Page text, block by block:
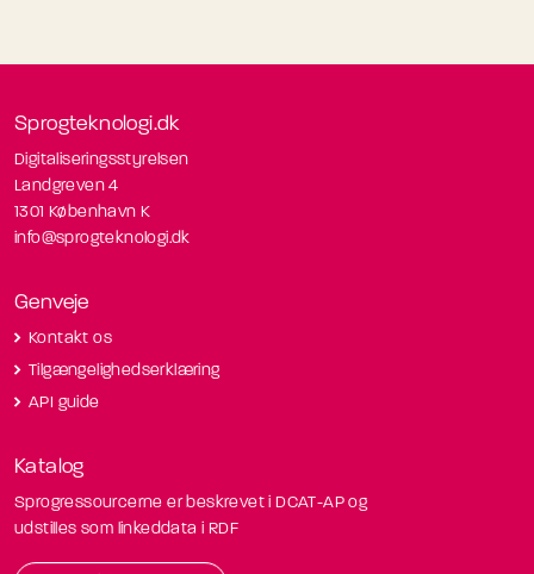
Sprogteknologi.dk
Digitaliseringsstyrelsen
Landgreven 4
1301 København K
info@sprogteknologi.dk
Genveje
Kontakt os
Tilgængelighedserklæring
API guide
Katalog
Sprogressourcerne er beskrevet i DCAT-AP og
udstilles som linkeddata i RDF